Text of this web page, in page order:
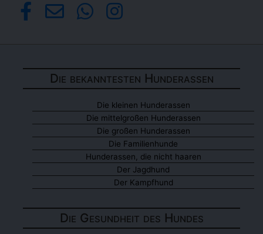
Die bekanntesten Hunderassen
Die kleinen Hunderassen
Die mittelgroßen Hunderassen
Die großen Hunderassen
Die Familienhunde
Hunderassen, die nicht haaren
Der Jagdhund
Der Kampfhund
Die Gesundheit des Hundes